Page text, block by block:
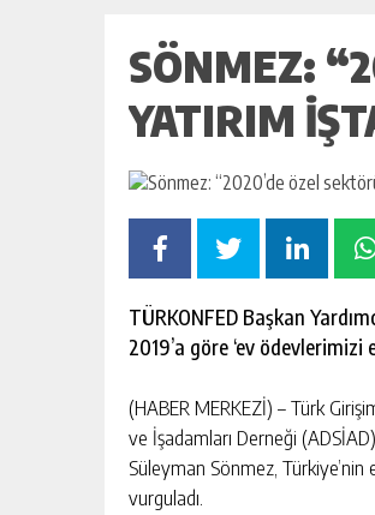
SÖNMEZ:
YATIRIM
TÜRKONFED Başkan
2019’a göre ‘ev
(HABER MERKEZİ) – Türk
ve İşadamları Derneği
Süleyman Sönmez,
vurguladı.